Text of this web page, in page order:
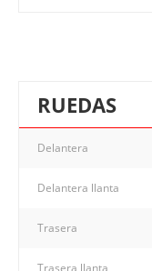
RUEDAS
Delantera
Delantera llanta
Trasera
Trasera llanta